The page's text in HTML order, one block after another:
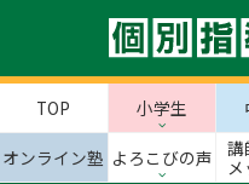
TOP 小学生
オンライン塾 よろこびの声
講